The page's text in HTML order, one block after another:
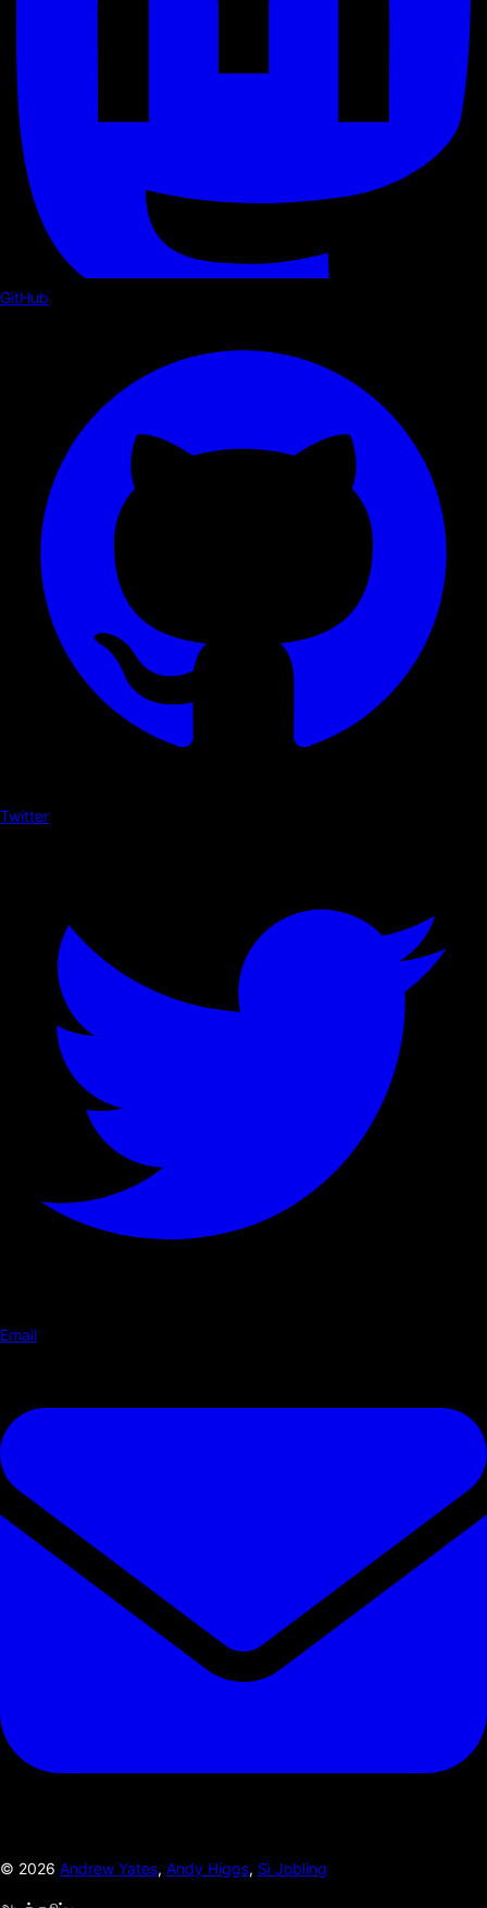
GitHub
Twitter
Email
© 2026 Andrew Yates, Andy Higgs, Si Jobling